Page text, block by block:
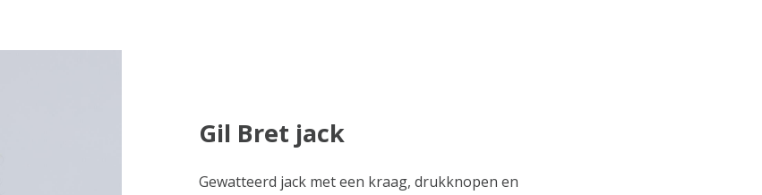
Gil Bret jack
Gewatteerd jack met een kraag, drukknopen en